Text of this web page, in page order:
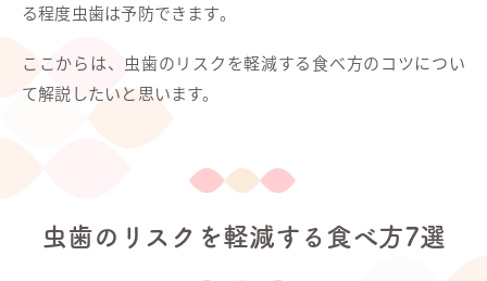
る程度虫歯は予防できます。
ここからは、虫歯のリスクを軽減する食べ方のコツについ
て解説したいと思います。
虫歯のリスクを軽減する食べ方7選